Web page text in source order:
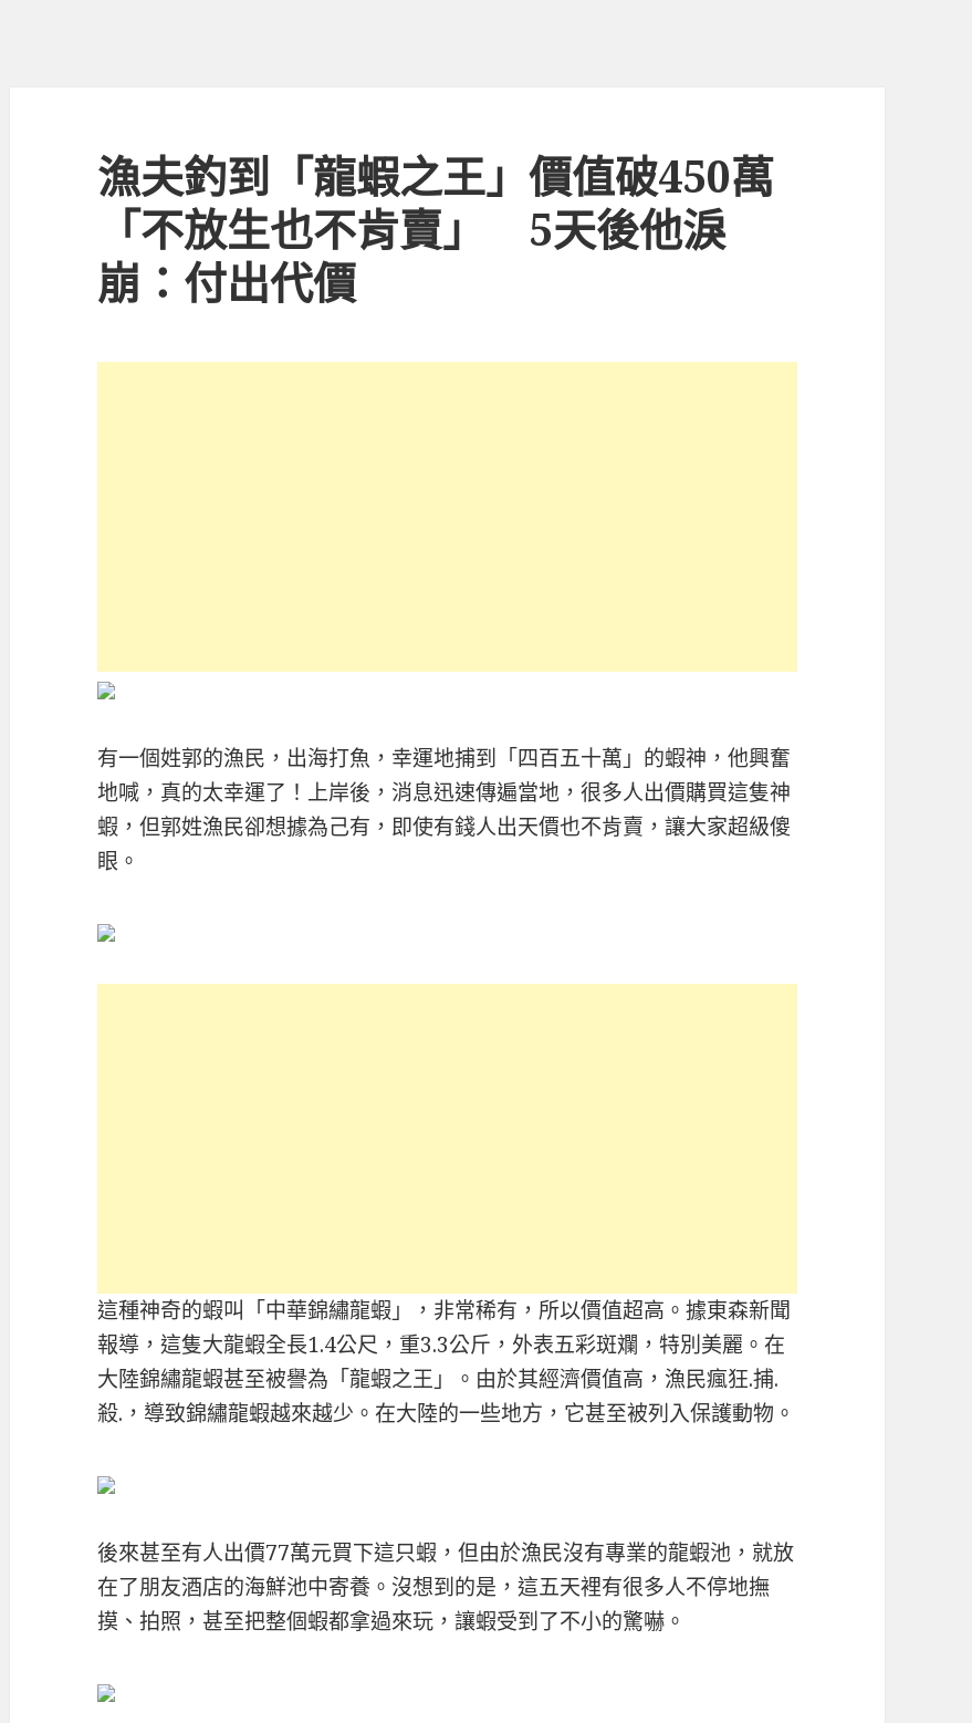
漁夫釣到「龍蝦之王」價值破450萬
「不放生也不肯賣」 5天後他淚
崩：付出代價
有一個姓郭的漁民，出海打魚，幸運地捕到「四百五十萬」的蝦神，他興奮
地喊，真的太幸運了！上岸後，消息迅速傳遍當地，很多人出價購買這隻神
蝦，但郭姓漁民卻想據為己有，即使有錢人出天價也不肯賣，讓大家超級傻
眼。
這種神奇的蝦叫「中華錦繡龍蝦」，非常稀有，所以價值超高。據東森新聞
報導，這隻大龍蝦全長1.4公尺，重3.3公斤，外表五彩斑斕，特別美麗。在
大陸錦繡龍蝦甚至被譽為「龍蝦之王」。由於其經濟價值高，漁民瘋狂.捕.
殺.，導致錦繡龍蝦越來越少。在大陸的一些地方，它甚至被列入保護動物。
後來甚至有人出價77萬元買下這只蝦，但由於漁民沒有專業的龍蝦池，就放
在了朋友酒店的海鮮池中寄養。沒想到的是，這五天裡有很多人不停地撫
摸、拍照，甚至把整個蝦都拿過來玩，讓蝦受到了不小的驚嚇。